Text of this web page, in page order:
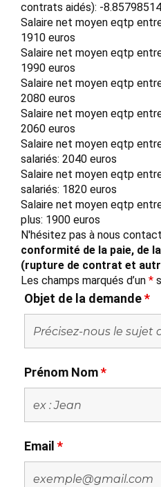
contrats aidés): -
Salaire net moyen eqtp
1910 euros
Salaire net moyen eqtp
1990 euros
Salaire net moyen eqtp
2080 euros
Salaire net moyen eqtp
2060 euros
Salaire net moyen eqtp
salariés: 2040 euros
Salaire net moyen eqtp
salariés: 1820 euros
Salaire net moyen eqtp
plus: 1900 euros
N'hésitez pas à nous
conformité de la paie, de
(rupture de contrat et
Les champs marqués d’un *
Objet de la demande*
Prénom Nom*
Email *